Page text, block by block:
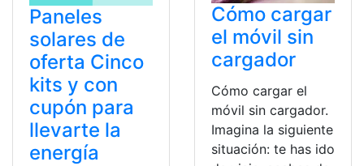
Paneles
solares de
oferta Cinco
kits y con
cupón para
llevarte la
energía
Cómo cargar
el móvil sin
cargador
Cómo cargar el
móvil sin cargador.
Imagina la siguiente
situación: te has ido